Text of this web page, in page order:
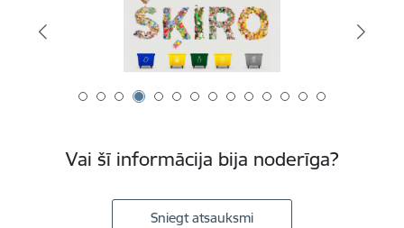
Vai šī informācija bija noderīga?
Sniegt atsauksmi